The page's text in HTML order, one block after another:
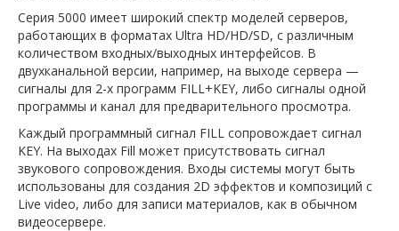
Серия 5000 имеет широкий спектр моделей серверов,
работающих в форматах Ultra HD/HD/SD, с различным
количеством входных/выходных интерфейсов. В
двухканальной версии, например, на выходе сервера —
сигналы для 2-х программ FILL+KEY, либо сигналы одной
программы и канал для предварительного просмотра.
Каждый программный сигнал FILL сопровождает сигнал
KEY. На выходах Fill может присутствовать сигнал
звукового сопровождения. Входы системы могут быть
использованы для создания 2D эффектов и композиций с
Live video, либо для записи материалов, как в обычном
видеосервере.